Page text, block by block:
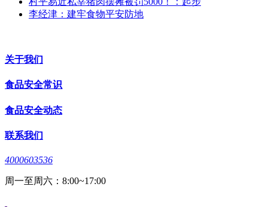
李经津：建牢食物平安防地
关于我们
食品安全常识
食品安全动态
联系我们
4000603536
周一至周六：8:00~17:00